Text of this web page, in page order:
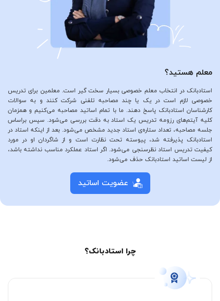
معلم هستید؟
استادبانک در انتخاب معلم خصوصی بسیار سخت گیر است. معلمین برای تدریس
خصوصی لازم است در یک یا چند مصاحبه تلفنی شرکت کنند و به سوالات
کارشناسان استادبانک پاسخ دهند. ما با تمام اساتید مصاحبه می‌کنیم و همزمان
کلیه آیتم‌های رزومه تدریس یک استاد به دقت بررسی می‌شود. سپس براساس
جلسه مصاحبه، تعداد ستاره‌ی استاد جدید مشخص می‌شود. بعد از اینکه استاد در
استادبانک پذیرفته شد، پیوسته تحت نظارت است و از شاگردان او در مورد
کیفیت تدریس استاد نظرسنجی می‌شود. اگر استاد عملکرد مناسب نداشته باشد،
از لیست اساتید استادبانک حذف می‌شود.
عضویت اساتید
چرا استادبانک؟